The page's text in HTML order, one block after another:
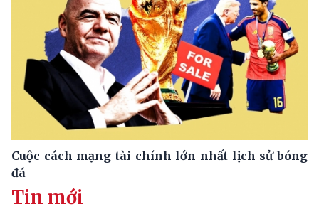
Cuộc cách mạng tài chính lớn nhất lịch sử bóng
đá
Tin mới